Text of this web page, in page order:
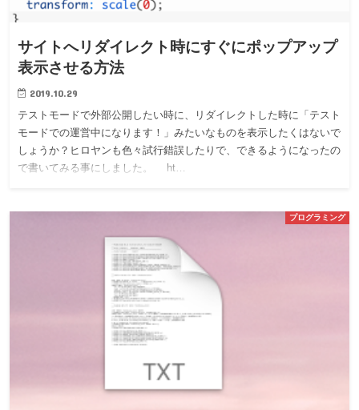
サイトへリダイレクト時にすぐにポップアップ
表示させる方法
2019.10.29
テストモードで外部公開したい時に、リダイレクトした時に「テスト
モードでの運営中になります！」みたいなものを表示したくはないで
しょうか？ヒロヤンも色々試行錯誤したりで、できるようになったの
で書いてみる事にしました。 ht…
プログラミング